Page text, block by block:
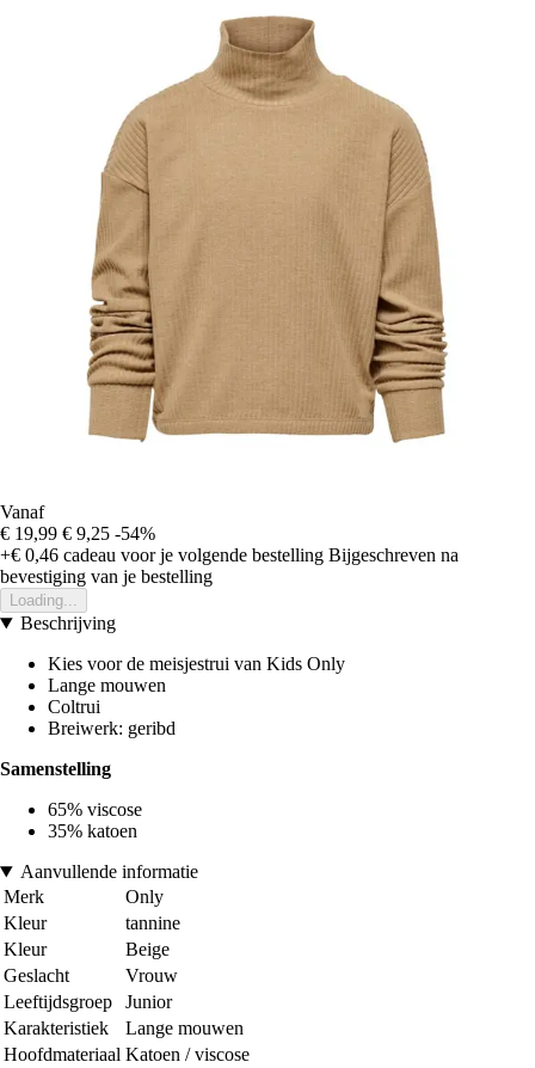
Vanaf
€ 19,99 € 9,25 -54%
+€ 0,46 cadeau voor je volgende bestelling Bijgeschreven na
bevestiging van je bestelling
Loading...
Beschrijving
Kies voor de meisjestrui van Kids Only
Lange mouwen
Coltrui
Breiwerk: geribd
Samenstelling
65% viscose
35% katoen
Aanvullende informatie
Merk
Only
Kleur
tannine
Kleur
Beige
Geslacht
Vrouw
Leeftijdsgroep
Junior
Karakteristiek
Lange mouwen
Hoofdmateriaal Katoen / viscose